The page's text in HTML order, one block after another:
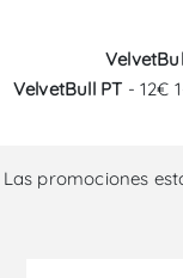
VelvetBull PT - 12€
Las promociones